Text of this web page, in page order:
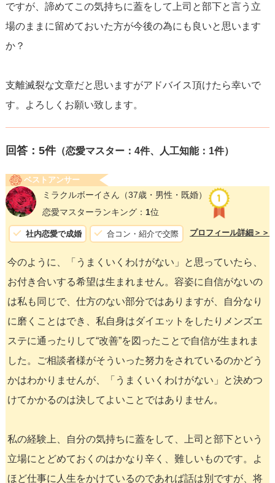
ですが、諦めてこの気持ちに蓋をして上司と部下と言う立
場のままに留めておいた方が今後の為にも良いと思います
か？
支離滅裂な文章だと思いますがアドバイス頂けたら幸いで
す。よろしくお願い致します。
回答： 5件（恋愛マスター：4件、人工知能：1件）
ベストアンサー
ミラクルボーイさん （37歳・男性・既婚）
恋愛マスターランキング： 1位
社内恋愛で成婚 合コン・紹介で交際 プロフィール詳細＞＞
今のように、「うまくいくわけがない」と思っていたら、
お付き合いする希望は生まれません。容姿に自信がないの
は私も同じで、仕方のない部分ではありますが、自分なり
に磨くことはでき、私自身はダイエットをしたりメンズエ
ステに通ったりして“改善”を図ったことで自信が生まれま
した。ご相談者様がそういった努力をされているのかどう
かはわかりませんが、「うまくいくわけがない」と決めつ
けてかかるのは決してよいことではありません。
私の経験上、自分の気持ちに蓋をして、上司と部下という
立場にとどめておくのはかなり辛く、難しいものです。よ
ほど仕事に人生をかけているのであれば話は別ですが、将